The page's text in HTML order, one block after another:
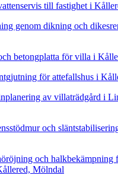
till fastighet i
genom dikning och
betongplatta för villa i
för attefallshus i
av villaträdgård i
och
och halkbekämpning
Mölndal